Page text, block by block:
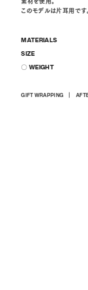
このモデルは片耳用です。
MATERIALS
SIZE
〇 WEIGHT
GIFT WRAPPING
상